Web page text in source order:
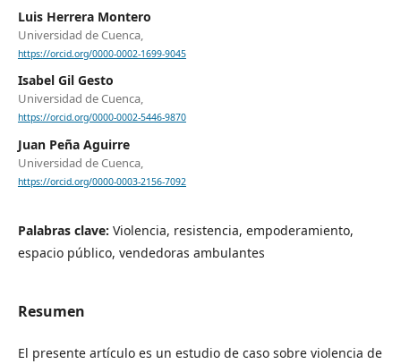
Luis Herrera Montero
Universidad de Cuenca,
https://orcid.org/0000-0002-1699-9045
Isabel Gil Gesto
Universidad de Cuenca,
https://orcid.org/0000-0002-5446-9870
Juan Peña Aguirre
Universidad de Cuenca,
https://orcid.org/0000-0003-2156-7092
Palabras clave: Violencia, resistencia, empoderamiento,
espacio público, vendedoras ambulantes
Resumen
El presente artículo es un estudio de caso sobre violencia de